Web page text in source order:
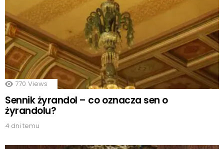
770 Views
Sennik żyrandol – co oznacza sen o
żyrandolu?
4 dni temu